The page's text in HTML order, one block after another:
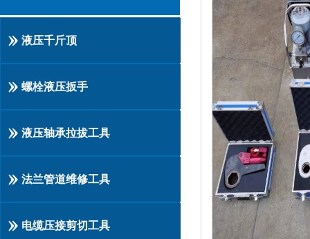
液压千斤顶
螺栓液压扳手
液压轴承拉拔工具
法兰管道维修工具
电缆压接剪切工具